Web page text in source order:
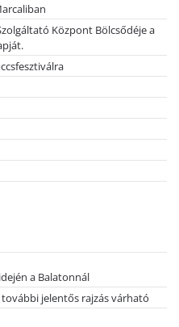
Központ Bölcsődéje a
a Balatonnál
jelentős rajzás várható